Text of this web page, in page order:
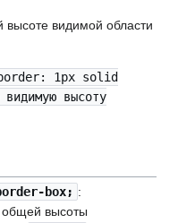
видимой области
1px solid
высоту
box; :
общей высоты